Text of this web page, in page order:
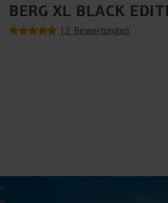
BERG XL BLACK
12 Bewertungen